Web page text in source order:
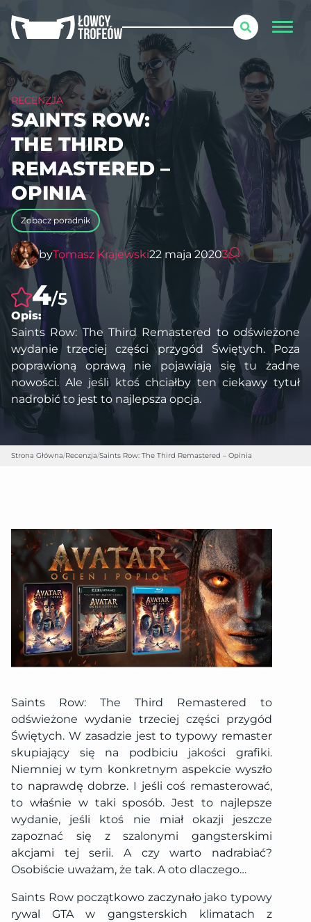
RECENZJA
SAINTS ROW:
THE THIRD
REMASTERED –
OPINIA
Zobacz poradnik
byTomasz Krajewski22 maja 20203
4/5
Opis:
Saints Row: The Third Remastered to odświeżone
wydanie trzeciej części przygód Świętych. Poza
poprawioną oprawą nie pojawiają się tu żadne
nowości. Ale jeśli ktoś chciałby ten ciekawy tytuł
nadrobić to jest to najlepsza opcja.
Strona Główna/Recenzja/Saints Row: The Third Remastered – Opinia
Saints Row: The Third Remastered to
odświeżone wydanie trzeciej części przygód
Świętych. W zasadzie jest to typowy remaster
skupiający się na podbiciu jakości grafiki.
Niemniej w tym konkretnym aspekcie wyszło
to naprawdę dobrze. I jeśli coś remasterować,
to właśnie w taki sposób. Jest to najlepsze
wydanie, jeśli ktoś nie miał okazji jeszcze
zapoznać się z szalonymi gangsterskimi
akcjami tej serii. A czy warto nadrabiać?
Osobiście uważam, że tak. A oto dlaczego…
Saints Row początkowo zaczynało jako typowy
rywal GTA w gangsterskich klimatach z